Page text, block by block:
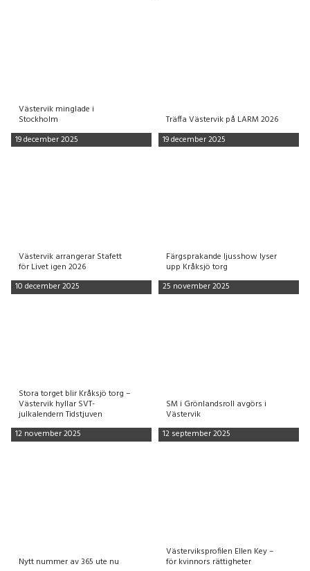
Västervik minglade i
Stockholm
19 december 2025
Träffa Västervik på LARM 2026
19 december 2025
Västervik arrangerar Stafett
för Livet igen 2026
10 december 2025
Färgsprakande ljusshow lyser
upp Kråksjö torg
25 november 2025
Stora torget blir Kråksjö torg –
Västervik hyllar SVT-
julkalendern Tidstjuven
12 november 2025
SM i Grönlandsroll avgörs i
Västervik
12 september 2025
Nytt nummer av 365 ute nu
Västerviksprofilen Ellen Key –
för kvinnors rättigheter